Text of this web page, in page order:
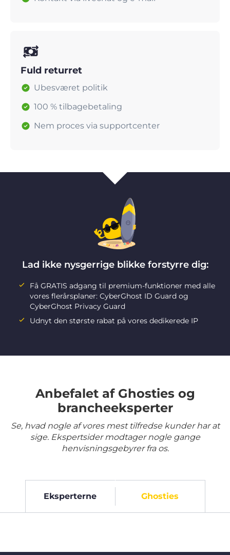
Fuld returret
Ubesværet politik
100 % tilbagebetaling
Nem proces via supportcenter
Lad ikke nysgerrige blikke forstyrre dig:
Få GRATIS adgang til premium-funktioner med alle
vores flerårsplaner: CyberGhost ID Guard og
CyberGhost Privacy Guard
Udnyt den største rabat på vores dedikerede IP
Anbefalet af Ghosties og
brancheeksperter
Se, hvad nogle af vores mest tilfredse kunder har at
sige. Ekspertsider modtager nogle gange
henvisningsgebyrer fra os.
Eksperterne Ghosties